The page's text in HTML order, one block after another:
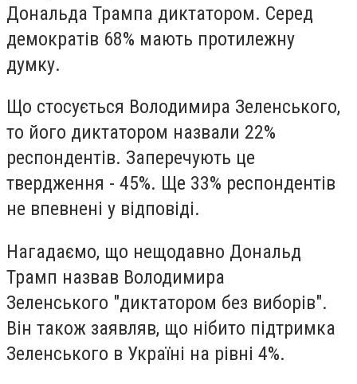
Дональда Трампа диктатором. Серед
демократів 68% мають протилежну
думку.
Що стосується Володимира Зеленського,
то його диктатором назвали 22%
респондентів. Заперечують це
твердження - 45%. Ще 33% респондентів
не впевнені у відповіді.
Нагадаємо, що нещодавно Дональд
Трамп назвав Володимира
Зеленського "диктатором без виборів".
Він також заявляв, що нібито підтримка
Зеленського в Україні на рівні 4%.